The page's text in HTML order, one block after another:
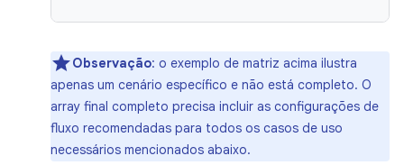
Observação: o exemplo de matriz acima ilustra
apenas um cenário específico e não está completo. O
array final completo precisa incluir as configurações de
fluxo recomendadas para todos os casos de uso
necessários mencionados abaixo.